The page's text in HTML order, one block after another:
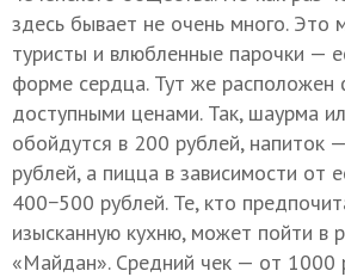
здесь бывает не очень много. Это
туристы и влюбленные парочки —
форме сердца. Тут же расположен
доступными ценами. Так, шаурма
обойдутся в 200 рублей, напиток
рублей, а пицца в зависимости от
400−500 рублей. Те, кто
изысканную кухню, может пойти в
«Майдан». Средний чек — от 1000